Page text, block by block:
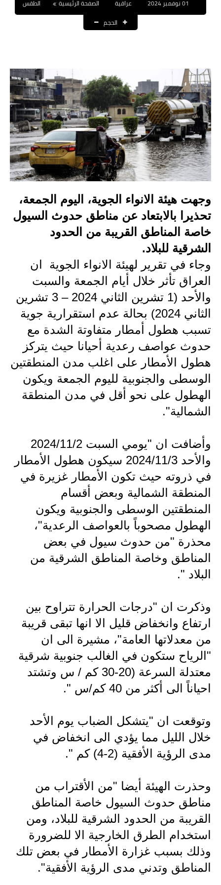
نتائج التعيينات
العقود والاجور اليومية
الرواتب
القروض والسلف
المنح المالية
قطع الاراضي
اخبار العراق
الاخبار السياسية
الاخبار الامنية
الاخبار الاقتصادية
الاخبار الرياضية
المدارس
اخبار وقرارات وزارة التربية
نتائج الامتحانات
المرحلة الابتدائية
المرحلة المتوسطة
المرحلة الاعدادية
المرحلة الابتدائية
المرحلة المتوسطة
المرحلة الاعدادية
مرشحات
المرحلة الابتدائية
المرحلة المتوسطة
كتب مدرسية
المرحلة الابتدائية
المرحلة المتوسطة
المرحلة الاعدادية
ملازم دراسية
المرحلة الابتدائية
المرحلة المتوسطة
المرحلة الاعدادية
دروس
المرحلة الابتدائية
المرحلة المتوسطة
المرحلة الاعدادية
مواضيع انشاء
عراقية الصفحة الرئيسية
الطقس
الحجم
وجهت هيئة الانواء الجوية، اليوم الجمعة،
تحذيرا بالابتعاد عن مناطق حدوث السيول
خاصة المناطق القريبة من الحدود
الشرقية للبلاد.
وجاء في تقرير لهيئة الانواء الجوية ان
العراق تأثر خلال أيام الجمعة والسبت
والأحد (1 تشرين الثاني 2024 – 3 تشرين
الثاني 2024) بحالة عدم استقرارية جوية
تسبب هطول أمطار متفاوتة الشدة مع
حدوث عواصف رعدية أحيانا حيث يتركز
هطول الأمطار على اغلب مدن المنطقتين
الوسطى والجنوبية لليوم الجمعة ويكون
الهطول على نحو أقل في مدن المنطقة
الشمالية".
وأضافت ان "يومي السبت 2024/11/2
والأحد 2024/11/3 سيكون هطول الأمطار
في ذروته حيث تكون الأمطار غزيرة في
المنطقة الشمالية وبعض أقسام
المنطقتين الوسطى والجنوبية ويكون
الهطول مصحوباً بالعواصف الرعدية"،
محذرة "من حدوث سيول في بعض
المناطق وخاصة المناطق الشرقية من
البلاد ".
وذكرت ان "درجات الحرارة تتراوح بين
ارتفاع وانخفاض قليل الا انها تبقى قريبة
من معدلاتها العامة"، مشيرة الى ان
"الرياح ستكون في الغالب جنوبية شرقية
معتدلة السرعة (20-30 كم / س وتشتد
احياناً الى أكثر من 40 كم/س ".
وتوقعت ان "يتشكل الضباب يوم الأحد
خلال الليل مما يؤدي الى انخفاض في
مدى الرؤية الأفقية (2-4) كم ".
وحذرت الهيئة أيضا "من الأقتراب من
مناطق حدوث السيول خاصة المناطق
القريبة من الحدود الشرقية للبلاد، ومن
استخدام الطرق الخارجية الا للضرورة
وذلك بسبب غزارة الأمطار في بعض تلك
المناطق وتدني مدى الرؤية الأفقية".